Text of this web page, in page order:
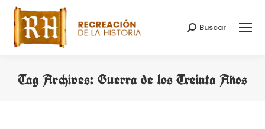
Search:
Buscar
Tag Archives: Guerra de los Treinta Años